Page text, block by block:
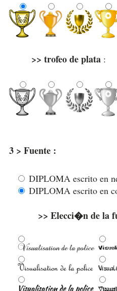
>> trofeo de plata :
3 > Fuente :
DIPLOMA escrito en
DIPLOMA escrito en
>> Elecci�n de la